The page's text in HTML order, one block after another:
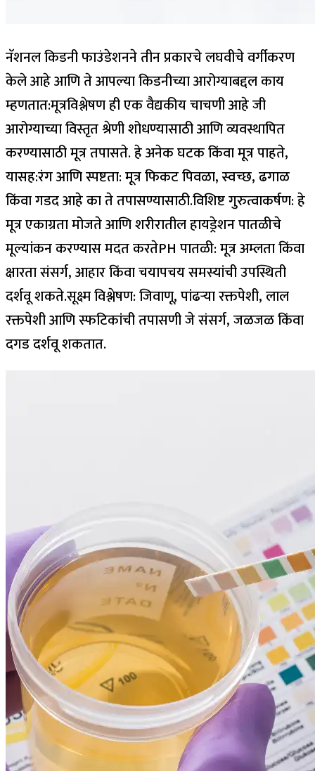
नॅशनल किडनी फाउंडेशनने तीन प्रकारचे लघवीचे वर्गीकरण
केले आहे आणि ते आपल्या किडनीच्या आरोग्याबद्दल काय
म्हणतात:मूत्रविश्लेषण ही एक वैद्यकीय चाचणी आहे जी
आरोग्याच्या विस्तृत श्रेणी शोधण्यासाठी आणि व्यवस्थापित
करण्यासाठी मूत्र तपासते. हे अनेक घटक किंवा मूत्र पाहते,
यासह:रंग आणि स्पष्टता:मूत्र फिकट पिवळा, स्वच्छ, ढगाळ
किंवा गडद आहे का ते तपासण्यासाठी.विशिष्ट गुरुत्वाकर्षण: हे
मूत्र एकाग्रता मोजते आणि शरीरातील हायड्रेशन पातळीचे
मूल्यांकन करण्यास मदत करतेPH पातळी:मूत्र अम्लता किंवा
क्षारता संसर्ग, आहार किंवा चयापचय समस्यांची उपस्थिती
दर्शवू शकते.सूक्ष्म विश्लेषण:जिवाणू, पांढऱ्या रक्तपेशी, लाल
रक्तपेशी आणि स्फटिकांची तपासणी जे संसर्ग, जळजळ किंवा
दगड दर्शवू शकतात.